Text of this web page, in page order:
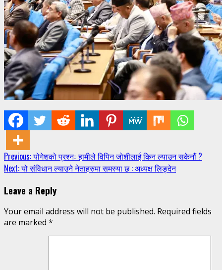
Continue
Reading
Previous:योगेशको प्रश्नः हामीले विपिन जोशीलाई किन ल्याउन सकेनौं ?
Next:यो संविधान ल्याउने नेताहरुमा समस्या छ : अध्यक्ष लिङ्देन
Leave a Reply
Your email address will not be published. Required fields
are marked *